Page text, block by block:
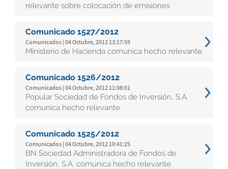
relevante sobre colocación de emisiones
Comunicado 1527/2012
Comunicados | 04 Octubre, 2012 13:17:59
Ministerio de Hacienda comunica hecho relevante
Comunicado 1526/2012
Comunicados | 04 Octubre, 2012 11:08:01
Popular Sociedad de Fondos de Inversión, S.A.
comunica hecho relevante
Comunicado 1525/2012
Comunicados | 04 Octubre, 2012 10:41:25
BN Sociedad Administradora de Fondos de
Inversión, S.A. comunica hecho relevante